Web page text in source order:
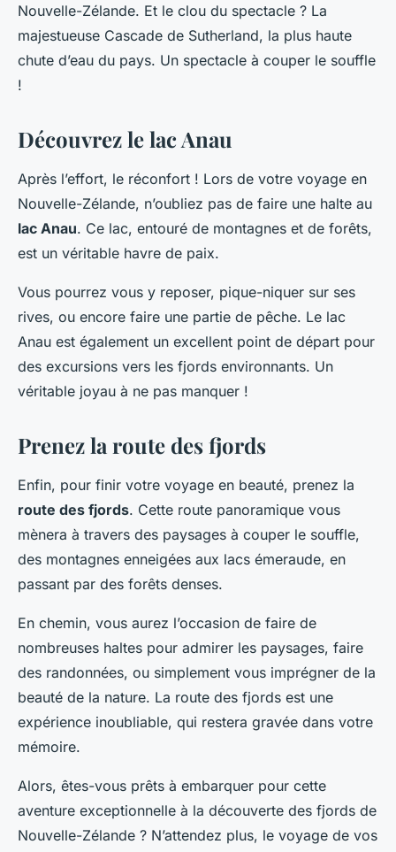
Nouvelle-Zélande. Et le clou du spectacle ? La
majestueuse Cascade de Sutherland, la plus haute
chute d’eau du pays. Un spectacle à couper le souffle
!
Découvrez le lac Anau
Après l’effort, le réconfort ! Lors de votre voyage en
Nouvelle-Zélande, n’oubliez pas de faire une halte au
lac Anau. Ce lac, entouré de montagnes et de forêts,
est un véritable havre de paix.
Vous pourrez vous y reposer, pique-niquer sur ses
rives, ou encore faire une partie de pêche. Le lac
Anau est également un excellent point de départ pour
des excursions vers les fjords environnants. Un
véritable joyau à ne pas manquer !
Prenez la route des fjords
Enfin, pour finir votre voyage en beauté, prenez la
route des fjords. Cette route panoramique vous
mènera à travers des paysages à couper le souffle,
des montagnes enneigées aux lacs émeraude, en
passant par des forêts denses.
En chemin, vous aurez l’occasion de faire de
nombreuses haltes pour admirer les paysages, faire
des randonnées, ou simplement vous imprégner de la
beauté de la nature. La route des fjords est une
expérience inoubliable, qui restera gravée dans votre
mémoire.
Alors, êtes-vous prêts à embarquer pour cette
aventure exceptionnelle à la découverte des fjords de
Nouvelle-Zélande ? N’attendez plus, le voyage de vos